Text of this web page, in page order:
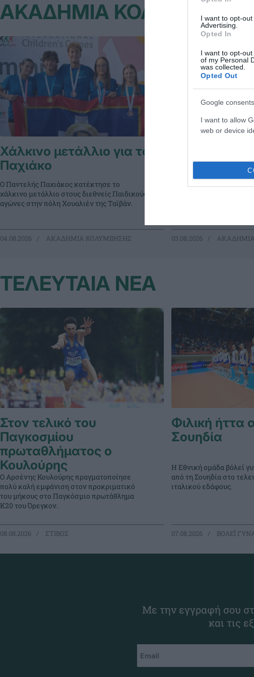
I want to opt-
Advertising.
Opted In
I want to opt-
of my Personal
was collected.
Opted Out
Google consents
I want to allow
web or device
ΑΚΑΔΗΜΙΑ ΚΟΛΥΜΒΗΣΗΣ
Χάλκινο μετάλλιο για τον
Παχιάκο
Ο Παντελής Παχιάκος κατέκτησε το
χάλκινο μετάλλιο στους διεθνείς Παιδικούς
αγώνες στην πόλη Χουαλιέν της Ταϊβάν.
04.08.2026 ΑΚΑΔΗΜΙΑ ΚΟΛΥΜΒΗΣΗΣ
Ο κολυμβητής του
Παχιάκος πήρε τη
03.08.2026
ΤΕΛΕΥΤΑΙΑ ΝΕΑ
Στον τελικό του
Παγκοσμίου
πρωταθλήματος ο
Κουλούρης
Ο Αρσένης Κουλούρης πραγματοποίησε
πολύ καλή εμφάνιση στον προκριματικό
του μήκους στο Παγκόσμιο πρωτάθλημα
Κ20 του Όρεγκον.
08.08.2026 ΣΤΙΒΟΣ
Φιλική ήττα
Σουηδία
Η Εθνική ομάδα βόλεϊ
από τη Σουηδία στο
ιταλικού εδάφους.
07.08.2026 ΒΟΛΕΪ
Με την εγγραφή σου
και τις